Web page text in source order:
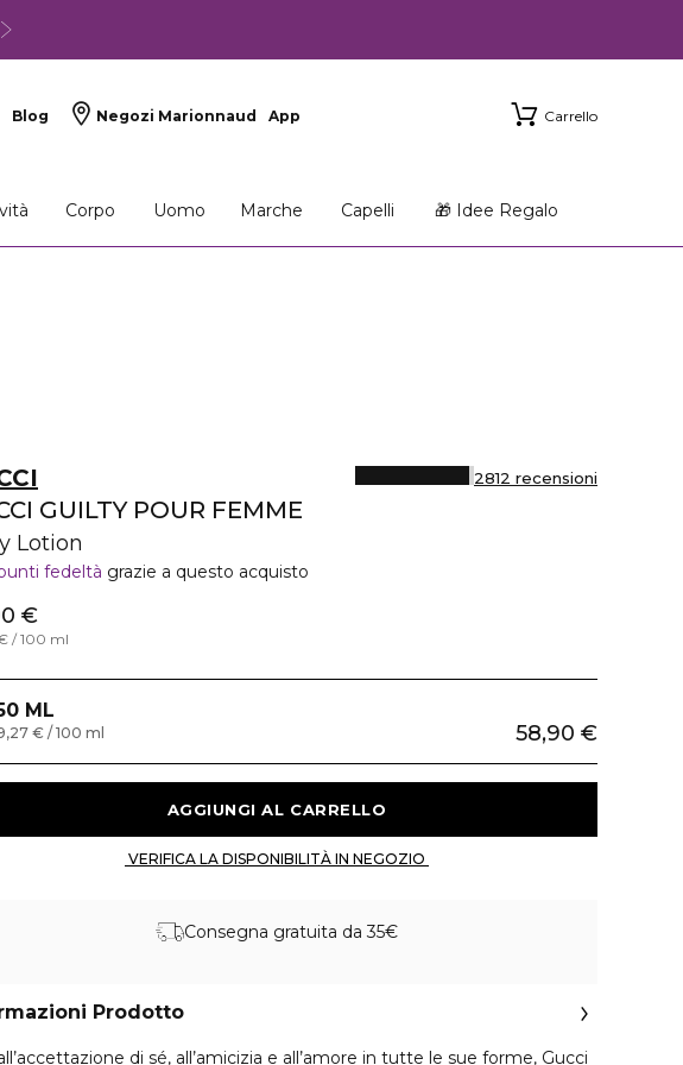
Blog Negozi Marionnaud App Carrello
Corpo Uomo Marche Capelli 🎁 Idee Regalo
GUILTY POUR FEMME
Lotion
2812 recensioni
fedeltà grazie a questo acquisto
€
/ 100 ml
ML
58,90 €
€ / 100 ml
Consegna gratuita da 35€
Prodotto
di sé, all’amicizia e all’amore in tutte le sue forme, Gucci